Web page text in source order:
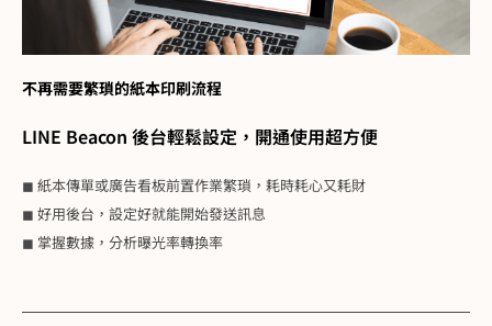
不再需要繁瑣的紙本印刷流程
LINE Beacon 後台輕鬆設定，開通使用超方便
◼ 紙本傳單或廣告看板前置作業繁瑣，耗時耗心又耗財
◼ 好用後台，設定好就能開始發送訊息
◼ 掌握數據，分析曝光率轉換率